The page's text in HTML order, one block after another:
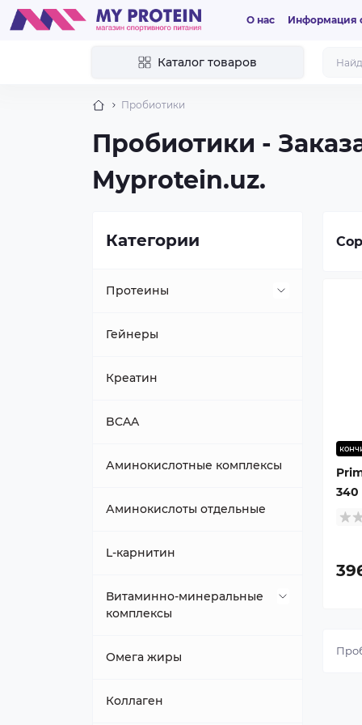
О нас Информация
Каталог товаров
Пробиотики
Пробиотики -
Myprotein.uz.
Категории
Протеины
Растительный
Говяжий
Изолят
Казеиновый
Многокомпонентный
Сывороточный
Гейнеры
Креатин
BCAA
Аминокислотные комплексы
Аминокислоты отдельные
L-карнитин
Витаминно-минеральные
комплексы
Витамин B
Витамин B4 (Холин)
Омега жиры
Коллаген
340